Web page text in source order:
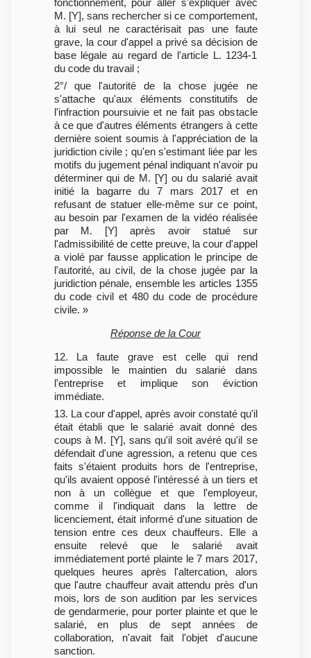
fonctionnement, pour aller s'expliquer avec
M. [Y], sans rechercher si ce comportement,
à lui seul ne caractérisait pas une faute
grave, la cour d'appel a privé sa décision de
base légale au regard de l'article L. 1234-1
du code du travail ;
2°/ que l'autorité de la chose jugée ne
s'attache qu'aux éléments constitutifs de
l'infraction poursuivie et ne fait pas obstacle
à ce que d'autres éléments étrangers à cette
dernière soient soumis à l'appréciation de la
juridiction civile ; qu'en s'estimant liée par les
motifs du jugement pénal indiquant n'avoir pu
déterminer qui de M. [Y] ou du salarié avait
initié la bagarre du 7 mars 2017 et en
refusant de statuer elle-même sur ce point,
au besoin par l'examen de la vidéo réalisée
par M. [Y] après avoir statué sur
l'admissibilité de cette preuve, la cour d'appel
a violé par fausse application le principe de
l'autorité, au civil, de la chose jugée par la
juridiction pénale, ensemble les articles 1355
du code civil et 480 du code de procédure
civile. »
Réponse de la Cour
12. La faute grave est celle qui rend
impossible le maintien du salarié dans
l'entreprise et implique son éviction
immédiate.
13. La cour d'appel, après avoir constaté qu'il
était établi que le salarié avait donné des
coups à M. [Y], sans qu'il soit avéré qu'il se
défendait d'une agression, a retenu que ces
faits s'étaient produits hors de l'entreprise,
qu'ils avaient opposé l'intéressé à un tiers et
non à un collègue et que l'employeur,
comme il l'indiquait dans la lettre de
licenciement, était informé d'une situation de
tension entre ces deux chauffeurs. Elle a
ensuite relevé que le salarié avait
immédiatement porté plainte le 7 mars 2017,
quelques heures après l'altercation, alors
que l'autre chauffeur avait attendu près d'un
mois, lors de son audition par les services
de gendarmerie, pour porter plainte et que le
salarié, en plus de sept années de
collaboration, n'avait fait l'objet d'aucune
sanction.